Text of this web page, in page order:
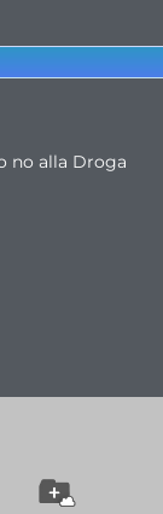
no alla Droga